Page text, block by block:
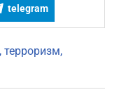
telegram
терроризм